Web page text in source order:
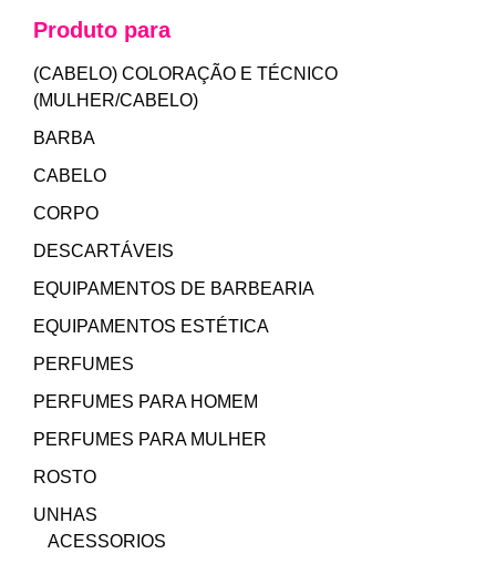
Produto para
(CABELO) COLORAÇÃO E TÉCNICO
(MULHER/CABELO)
BARBA
CABELO
CORPO
DESCARTÁVEIS
EQUIPAMENTOS DE BARBEARIA
EQUIPAMENTOS ESTÉTICA
PERFUMES
PERFUMES PARA HOMEM
PERFUMES PARA MULHER
ROSTO
UNHAS
ACESSORIOS